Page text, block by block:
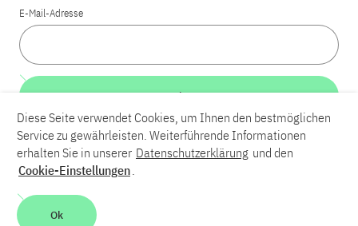
LinkedInBlueskyYouTube
Kontakt
Barrierefreiheit
E-Mail-Adresse
Weiter
Diese Seite verwendet Cookies, um Ihnen den bestmöglichen
Service zu gewährleisten. Weiterführende Informationen
erhalten Sie in unserer Datenschutzerklärung und den
Cookie-Einstellungen.
Ok